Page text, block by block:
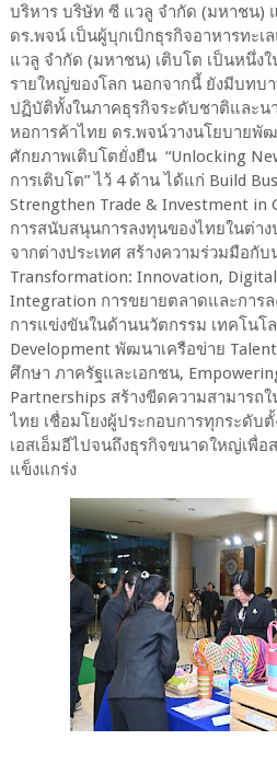
บริหาร บริษัท ซี แวลู จำกัด (มหาชน)
ดร.พจน์ เป็นผู้บุกเบิกธุรกิจอาหารทะ
แวลู จำกัด (มหาชน) เติบโต เป็นหนึ่ง
รายใหญ่ของโลก นอกจากนี้ ยังมีบทบ
ปฏิบัติทั้งในภาคธุรกิจระดับชาติและน
หอการค้าไทย ดร.พจน์วางนโยบายพั
ศักยภาพเติบโตยั่งยืน “Unlocking
การเติบโต” ไว้ 4 ด้าน ได้แก่ Build
Strengthen Trade & Investment in
การสนับสนุนการลงทุนของไทยในต่า
จากต่างประเทศ สร้างความร่วมมือกับ
Transformation: Innovation,
Integration การขยายตลาดและการ
การแข่งขันในด้านนวัตกรรม เทคโนโ
Development พัฒนาเครือข่าย
ศึกษา ภาครัฐและเอกชน,
Partnerships สร้างขีดความสามารถ
ไทย เชื่อมโยงผู้ประกอบการทุกระดับ
เอสเอ็มอีไปจนถึงธุรกิจขนาดใหญ่เพื่อ
แข็งแกร่ง